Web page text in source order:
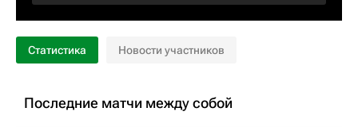
Статистика Новости участников
Последние матчи между собой